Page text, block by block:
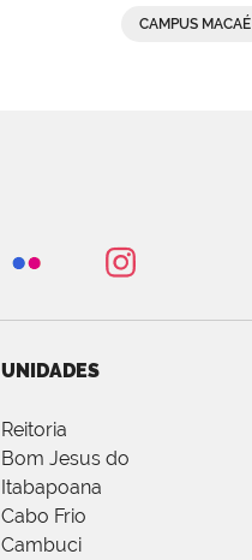
CAMPUS MACAÉ
UNIDADES
Reitoria
Bom Jesus do
Itabapoana
Cabo Frio
Cambuci